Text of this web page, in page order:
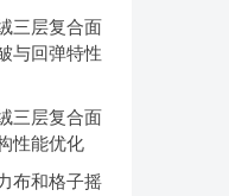
三层复合面
与回弹特性
三层复合面
性能优化
布和格子摇